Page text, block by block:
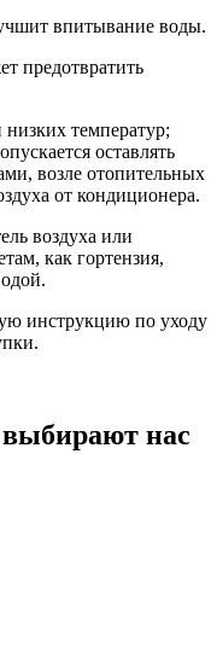
впитывание воды.
предотвратить
температур;
оставлять
возле отопительных
от кондиционера.
воздуха или
как гортензия,
инструкцию по уходу
нас